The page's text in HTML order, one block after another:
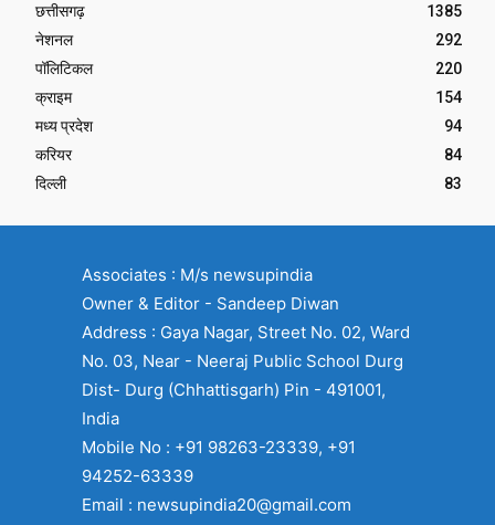
छत्तीसगढ़
1385
नेशनल
292
पॉलिटिकल
220
क्राइम
154
मध्य प्रदेश
94
करियर
84
दिल्ली
83
Associates : M/s newsupindia
Owner & Editor - Sandeep Diwan
Address : Gaya Nagar, Street No. 02, Ward
No. 03, Near - Neeraj Public School Durg
Dist- Durg (Chhattisgarh) Pin - 491001,
India
Mobile No : +91 98263-23339, +91
94252-63339
Email : newsupindia20@gmail.com